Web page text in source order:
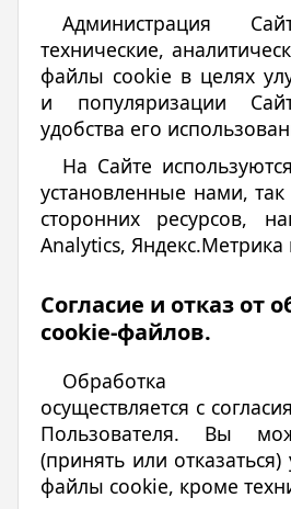
Администрация
технические,
файлы cookie в целях
и популяризации
удобства его
На Сайте
установленные нами,
сторонних ресурсов,
Analytics, Яндекс.Метрика
Согласие и отказ от
cookie-файлов.
Обработка
осуществляется с
Пользователя. Вы
(принять или
файлы cookie, кроме